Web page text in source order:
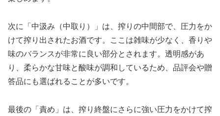
次に「中汲み（中取り）」は、搾りの中間部で、圧力をか
けて搾り出されたお酒です。ここは雑味が少なく、香りや
味のバランスが非常に良い部分とされます。透明感があ
り、柔らかな甘味と酸味が調和しているため、品評会や贈
答品にも選ばれることが多いです。
最後の「責め」は、搾り終盤にさらに強い圧力をかけて搾